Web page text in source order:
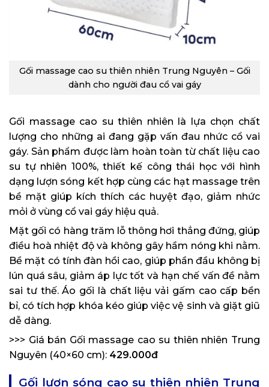
Gối massage cao su thiên nhiên Trung Nguyên – Gối
dành cho người đau cổ vai gáy
Gối massage cao su thiên nhiên là lựa chọn chất
lượng cho những ai đang gặp vấn đau nhức cổ vai
gáy. Sản phẩm được làm hoàn toàn từ chất liệu cao
su tự nhiên 100%, thiết kế công thái học với hình
dạng lượn sóng kết hợp cùng các hạt massage trên
bề mặt giúp kích thích các huyệt đạo, giảm nhức
mỏi ở vùng cổ vai gáy hiệu quả.
Mặt gối có hàng trăm lỗ thông hơi thẳng đứng, giúp
điều hoà nhiệt độ và không gây hầm nóng khi nằm.
Bề mặt có tính đàn hồi cao, giúp phần đầu không bị
lún quá sâu, giảm áp lực tốt và hạn chế vấn đề nằm
sai tư thế. Áo gối là chất liệu vải gấm cao cấp bền
bỉ, có tích hợp khóa kéo giúp việc vệ sinh và giặt giũ
dễ dàng.
>>> Giá bán Gối massage cao su thiên nhiên Trung
Nguyên (40×60 cm): 429.000đ
Gối lượn sóng cao su thiên nhiên Trung